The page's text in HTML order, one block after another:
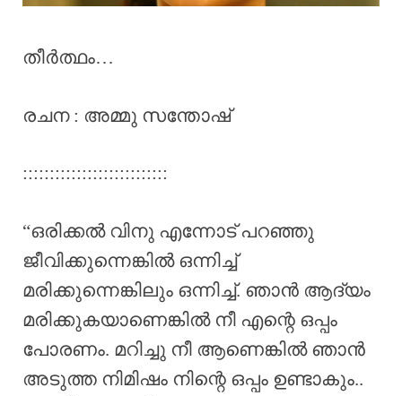
തീർത്ഥം…
രചന : അമ്മു സന്തോഷ്
:::::::::::::::::::::::::::
“ഒരിക്കൽ വിനു എന്നോട് പറഞ്ഞു
ജീവിക്കുന്നെങ്കിൽ ഒന്നിച്ച്
മരിക്കുന്നെങ്കിലും ഒന്നിച്ച്. ഞാൻ ആദ്യം
മരിക്കുകയാണെങ്കിൽ നീ എന്റെ ഒപ്പം
പോരണം. മറിച്ചു നീ ആണെങ്കിൽ ഞാൻ
അടുത്ത നിമിഷം നിന്റെ ഒപ്പം ഉണ്ടാകും..